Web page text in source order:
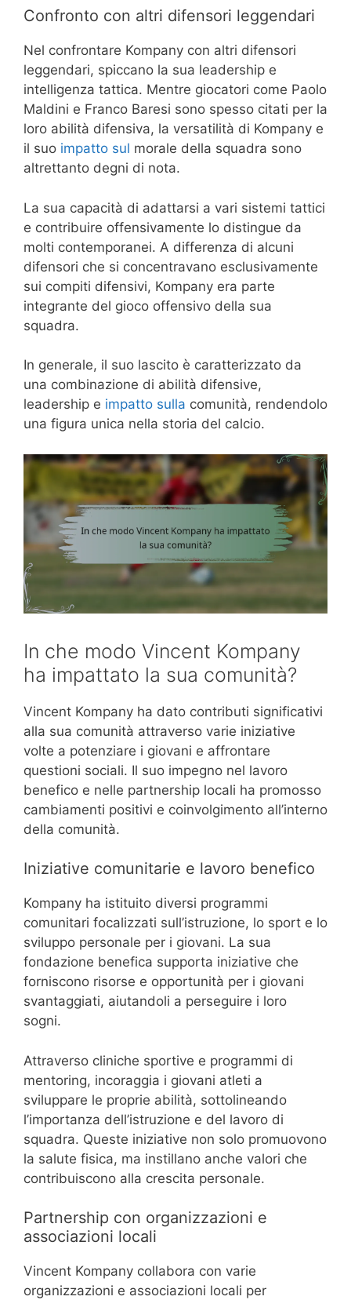
Confronto con altri difensori leggendari
Nel confrontare Kompany con altri difensori
leggendari, spiccano la sua leadership e
intelligenza tattica. Mentre giocatori come Paolo
Maldini e Franco Baresi sono spesso citati per la
loro abilità difensiva, la versatilità di Kompany e
il suo impatto sul morale della squadra sono
altrettanto degni di nota.
La sua capacità di adattarsi a vari sistemi tattici
e contribuire offensivamente lo distingue da
molti contemporanei. A differenza di alcuni
difensori che si concentravano esclusivamente
sui compiti difensivi, Kompany era parte
integrante del gioco offensivo della sua
squadra.
In generale, il suo lascito è caratterizzato da
una combinazione di abilità difensive,
leadership e impatto sulla comunità, rendendolo
una figura unica nella storia del calcio.
In che modo Vincent Kompany
ha impattato la sua comunità?
Vincent Kompany ha dato contributi significativi
alla sua comunità attraverso varie iniziative
volte a potenziare i giovani e affrontare
questioni sociali. Il suo impegno nel lavoro
benefico e nelle partnership locali ha promosso
cambiamenti positivi e coinvolgimento all’interno
della comunità.
Iniziative comunitarie e lavoro benefico
Kompany ha istituito diversi programmi
comunitari focalizzati sull’istruzione, lo sport e lo
sviluppo personale per i giovani. La sua
fondazione benefica supporta iniziative che
forniscono risorse e opportunità per i giovani
svantaggiati, aiutandoli a perseguire i loro
sogni.
Attraverso cliniche sportive e programmi di
mentoring, incoraggia i giovani atleti a
sviluppare le proprie abilità, sottolineando
l’importanza dell’istruzione e del lavoro di
squadra. Queste iniziative non solo promuovono
la salute fisica, ma instillano anche valori che
contribuiscono alla crescita personale.
Partnership con organizzazioni e
associazioni locali
Vincent Kompany collabora con varie
organizzazioni e associazioni locali per